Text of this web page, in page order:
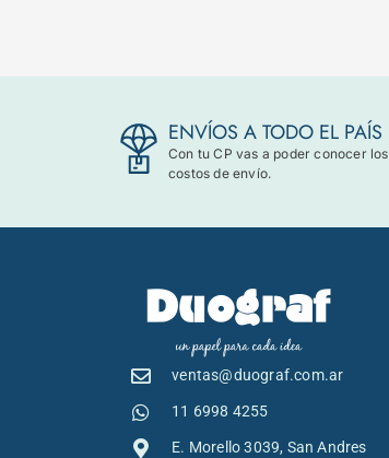
ENVÍOS A TODO EL PAÍS
Con tu CP vas a poder conocer los
costos de envío.
ventas@duograf.com.ar
11 6998 4255
E. Morello 3039, San Andres